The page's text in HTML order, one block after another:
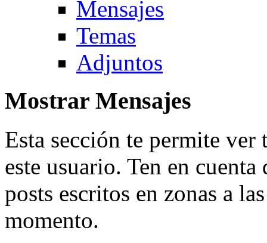
Mensajes
Temas
Adjuntos
Mostrar Mensajes
Esta sección te permite
este usuario. Ten en
posts escritos en zonas a
momento.